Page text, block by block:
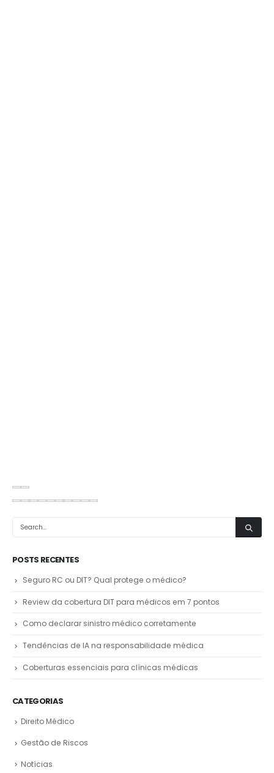
POSTS RECENTES
Seguro RC ou DIT? Qual protege o médico?
Review da cobertura DIT para médicos em 7 pontos
Como declarar sinistro médico corretamente
Tendências de IA na responsabilidade médica
Coberturas essenciais para clínicas médicas
CATEGORIAS
Direito Médico
Gestão de Riscos
Notícias